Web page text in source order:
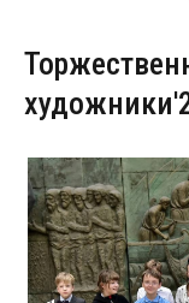
Школа
Училище
Детская
Поступающим
Подготовка